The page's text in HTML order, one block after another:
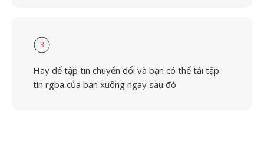
3
Hãy để tập tin chuyển đổi và bạn có thể tải tập
tin rgba của bạn xuống ngay sau đó